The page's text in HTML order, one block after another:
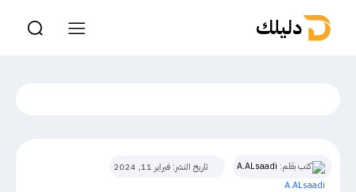
دليلك
كتب بقلم: A.ALsaadi تاريخ النشر: فبراير 11, 2024